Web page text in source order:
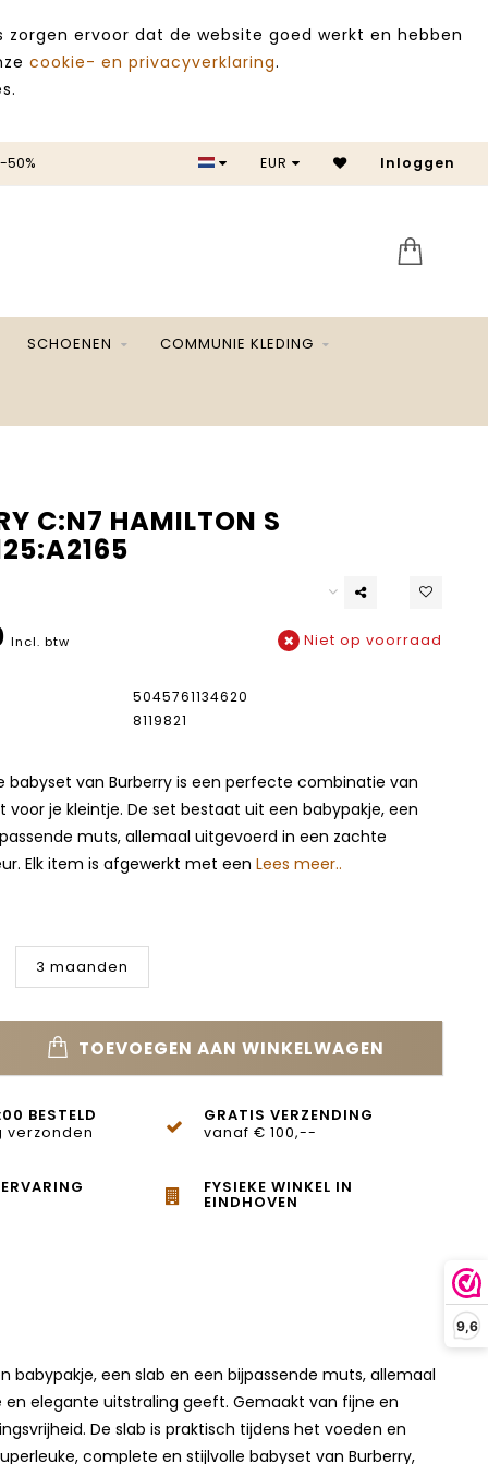
9,6
ervoor dat de website goed werkt en hebben
cookie- en privacyverklaring.
50% SALE
EUR Inloggen
SCHOENEN COMMUNIE KLEDING
C:N7 HAMILTON S
Incl. btw Niet op voorraad
5045761134620
8119821
babyset van Burberry is een perfecte combinatie van
je kleintje. De set bestaat uit een babypakje, een
muts, allemaal uitgevoerd in een zachte
Elk item is afgewerkt met een Lees meer..
3 maanden
TOEVOEGEN AAN WINKELWAGEN
BESTELD
verzonden
GRATIS VERZENDING
vanaf € 100,--
FYSIEKE WINKEL IN
EINDHOVEN
een slab en een bijpassende muts, allemaal
elegante uitstraling geeft. Gemaakt van fijne en
De slab is praktisch tijdens het voeden en
complete en stijlvolle babyset van Burberry,